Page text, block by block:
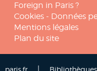
Foreign in Paris ?
Cookies - Données
Mentions légales
Plan du site